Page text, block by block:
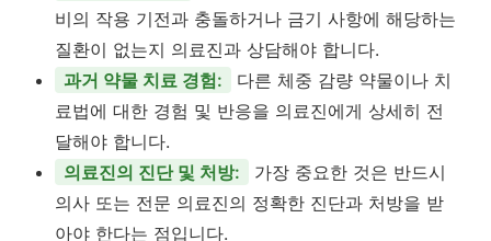
비의 작용 기전과 충돌하거나 금기 사항에 해당하는
질환이 없는지 의료진과 상담해야 합니다.
과거 약물 치료 경험:
다른 체중 감량 약물이나 치
료법에 대한 경험 및 반응을 의료진에게 상세히 전
달해야 합니다.
의료진의 진단 및 처방:
가장 중요한 것은 반드시
의사 또는 전문 의료진의 정확한 진단과 처방을 받
아야 한다는 점입니다.